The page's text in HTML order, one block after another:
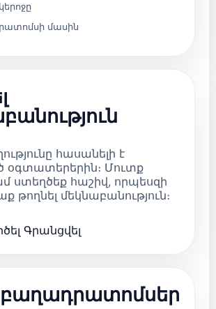
մասին
հասանելի է
օգտատերերին։ Մուտք
ստեղծեք հաշիվ, որպեսզի
թողնել մեկնաբանություն։
Գրանցվել